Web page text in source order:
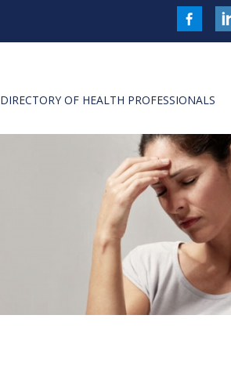
DIRECTORY OF HEALTH PROFESSIONALS